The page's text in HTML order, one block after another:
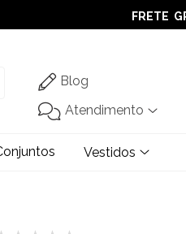
FRETE
FRETE
Blog
Atendimento
Vestidos